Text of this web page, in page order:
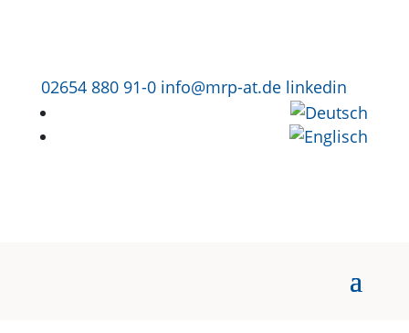
02654 880 91-0 info@mrp-at.de linkedin